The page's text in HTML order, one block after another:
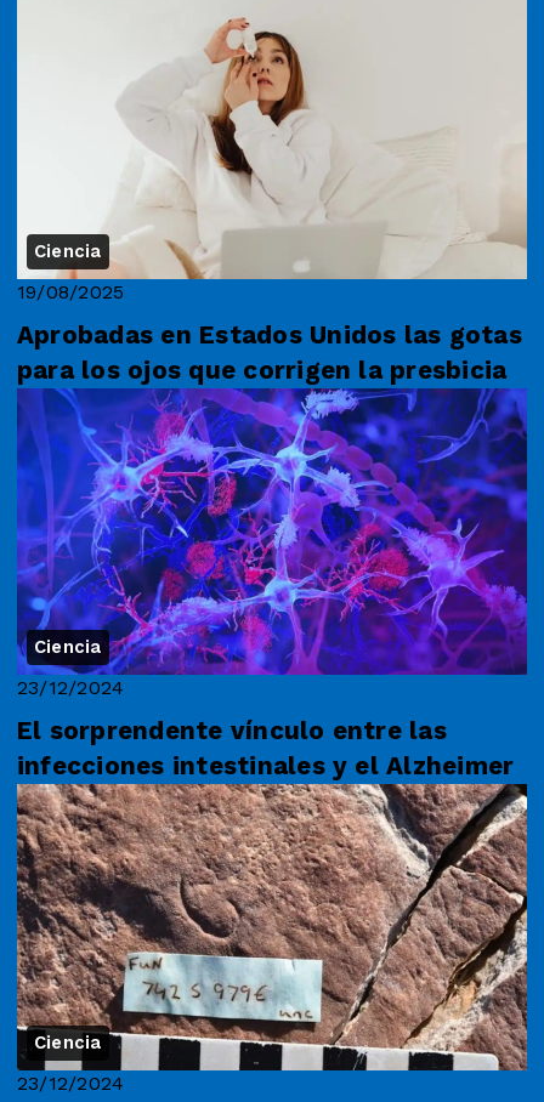
Ciencia
19/08/2025
Aprobadas en Estados Unidos las gotas
para los ojos que corrigen la presbicia
Ciencia
23/12/2024
El sorprendente vínculo entre las
infecciones intestinales y el Alzheimer
Ciencia
23/12/2024